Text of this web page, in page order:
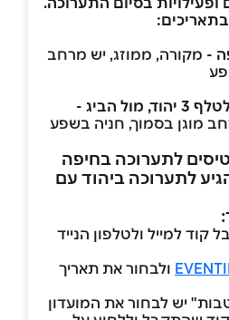
- מקורה, ממוזג, יש מרחב
מוגן בסמוך, חניה בשפע
לתערוכה בחיפה
לתערוכה ביהוד עם
קוד למייל ולטלפון הנייד
ולבחור את תאריך
יש לבחור את המועדון